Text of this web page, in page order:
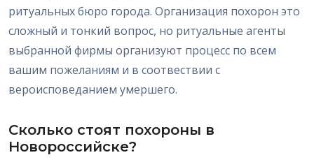
ритуальных бюро города. Организация похорон это
сложный и тонкий вопрос, но ритуальные агенты
выбранной фирмы организуют процесс по всем
вашим пожеланиям и в соотвествии с
вероисповеданием умершего.
Сколько стоят похороны в
Новороссийске?